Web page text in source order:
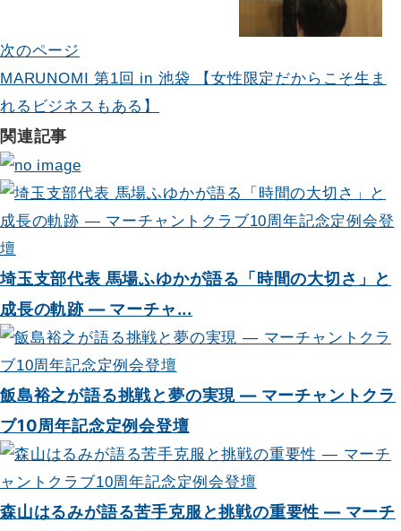
シ
ョ
ン
次のページ
MARUNOMI 第1回 in 池袋 【女性限定だからこそ生ま
れるビジネスもある】
関連記事
埼玉支部代表 馬場ふゆかが語る「時間の大切さ」と
成長の軌跡 — マーチャ...
飯島裕之が語る挑戦と夢の実現 — マーチャントクラ
ブ10周年記念定例会登壇
森山はるみが語る苦手克服と挑戦の重要性 — マーチ